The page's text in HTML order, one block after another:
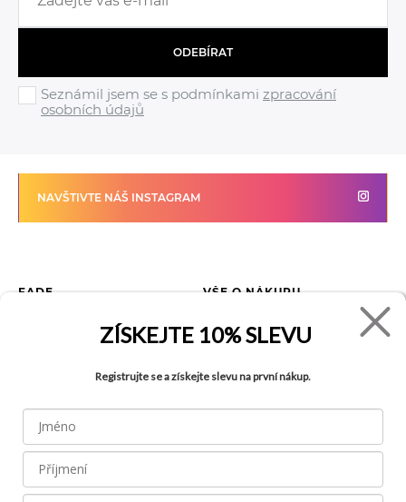
ODEBÍRAT
Seznámil jsem se s podmínkami zpracování
osobních údajů
NAVŠTIVTE NÁŠ INSTAGRAM
FADE
Blog
VŠE O NÁKUPU
Jak reklamovat zboží
Tabulka velikostí
FAQ
ZÍSKEJTE 10% SLEVU
Registrujte se a získejte slevu na první nákup.